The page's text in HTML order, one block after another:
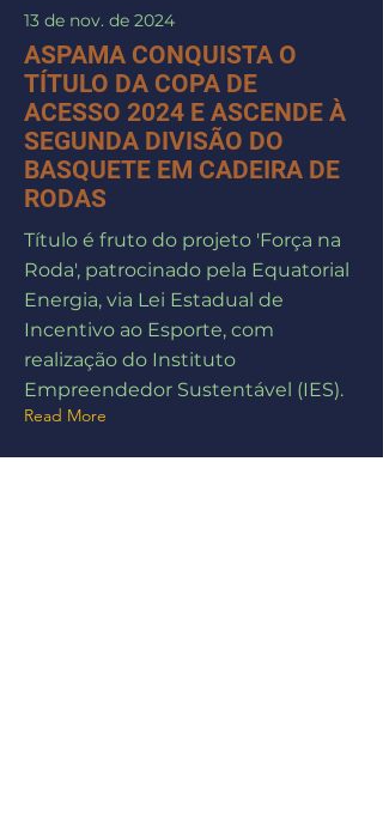
13 de nov. de 2024
ASPAMA CONQUISTA O
TÍTULO DA COPA DE
ACESSO 2024 E ASCENDE À
SEGUNDA DIVISÃO DO
BASQUETE EM CADEIRA DE
RODAS
Título é fruto do projeto 'Força na
Roda', patrocinado pela Equatorial
Energia, via Lei Estadual de
Incentivo ao Esporte, com
realização do Instituto
Empreendedor Sustentável (IES).
Read More